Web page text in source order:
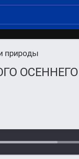
природы
ОСЕННЕГО